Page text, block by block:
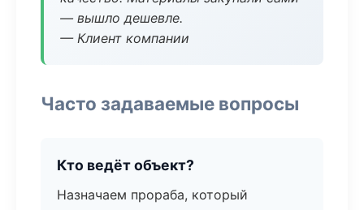
— вышло дешевле.
— Клиент компании
Часто задаваемые вопросы
Кто ведёт объект?
Назначаем прораба, который